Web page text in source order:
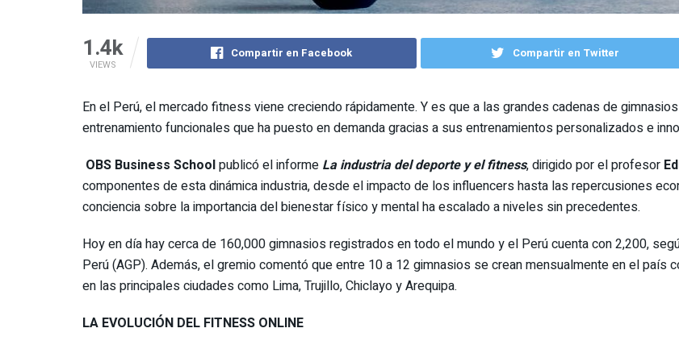
1.4k
VIEWS
Compartir en Facebook Compartir en Twitter
En el Perú, el mercado fitness viene creciendo rápidamente. Y es que a las grandes cadenas de
entrenamiento funcionales que ha puesto en demanda gracias a sus entrenamientos personalizados e
OBS Business Schoolpublicó el informe La industria del deporte y el fitness, dirigido por el profesor
componentes de esta dinámica industria, desde el impacto de los influencers hasta las repercusiones
conciencia sobre la importancia del bienestar físico y mental ha escalado a niveles sin precedentes.
Hoy en día hay cerca de 160,000 gimnasios registrados en todo el mundo y el Perú cuenta con 2,200,
Perú (AGP). Además, el gremio comentó que entre 10 a 12 gimnasios se crean mensualmente en el país
en las principales ciudades como Lima, Trujillo, Chiclayo y Arequipa.
LA EVOLUCIÓN DEL FITNESS ONLINE